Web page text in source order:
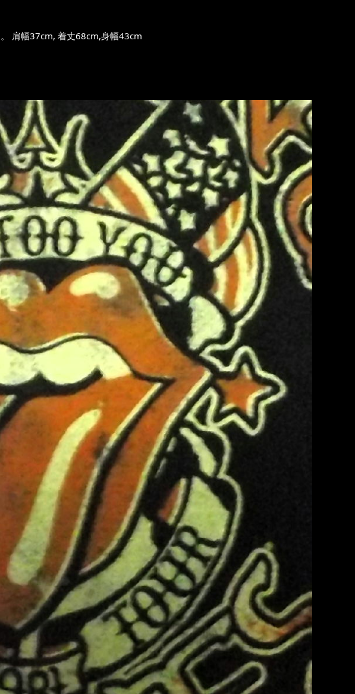
肩幅37cm, 着丈68cm,身幅43cm